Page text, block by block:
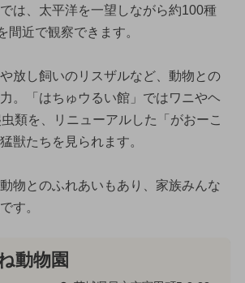
は、太平洋を一望しながら約100種
間近で観察できます。
や放し飼いのリスザルなど、動物との
。「はちゅウるい館」ではワニやヘ
類を、リニューアルした「がおーこ
獣たちを見られます。
物とのふれあいもあり、家族みんな
す。
動物園